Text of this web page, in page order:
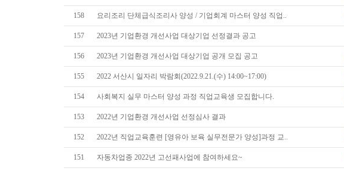
158 요리조리 단체급식조리사 양성 / 기업회계 마스터 양성 직업..
157 2023년 기업환경 개선사업 대상기업 선정결과 공고
156 2023년 기업환경 개선사업 대상기업 공개 모집 공고
155 2022 서산시 일자리 박람회(2022.9.21.(수) 14:00~17:00)
154 사회복지 실무 마스터 양성 과정 직업교육생 모집합니다.
153 2022년 기업환경 개선사업 선정심사 결과
152 2022년 직업교육훈련 [영유아 보육 실무전문가 양성]과정 교..
151 자동차업종 2022년 고선패사업에 참여하세요~